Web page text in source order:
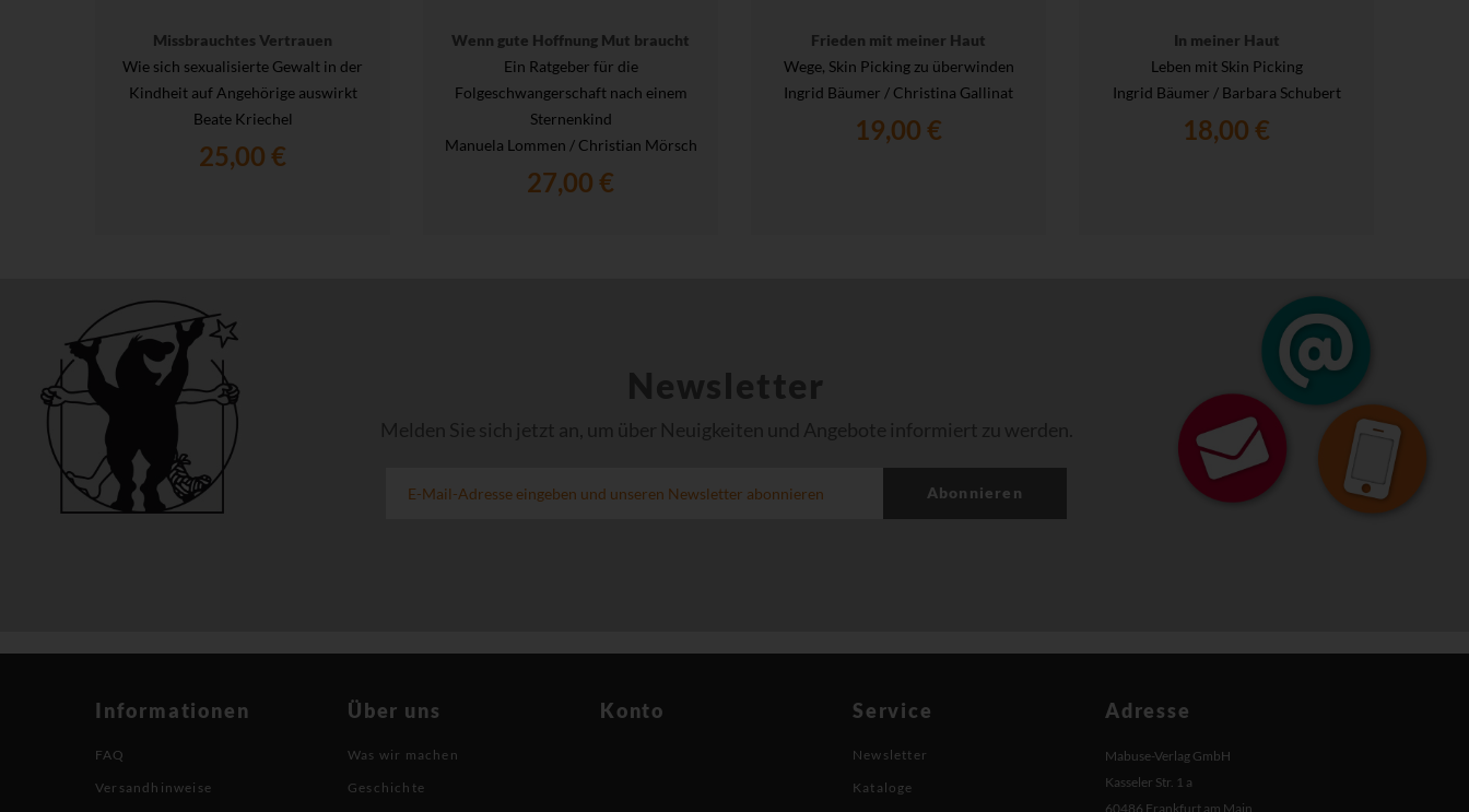
Missbrauchtes Vertrauen
Wie sich sexualisierte Gewalt in der
Kindheit auf Angehörige auswirkt
Beate Kriechel
25,00 €
Wenn gute Hoffnung Mut braucht
Ein Ratgeber für die
Folgeschwangerschaft nach einem
Sternenkind
Manuela Lommen / Christian Mörsch
27,00 €
Frieden mit meiner Haut
Wege, Skin Picking zu überwinden
Ingrid Bäumer / Christina Gallinat
19,00 €
In meiner Haut
Leben mit Skin Picking
Ingrid Bäumer / Barbara Schubert
18,00 €
Newsletter
Melden Sie sich jetzt an, um über Neuigkeiten und Angebote informiert zu werden.
Abonnieren
Informationen
FAQ
Versandhinweise
Über uns
Was wir machen
Geschichte
Konto Service
Newsletter
Kataloge
Adresse
Mabuse-Verlag GmbH
Kasseler Str. 1 a
60486 Frankfurt am Main